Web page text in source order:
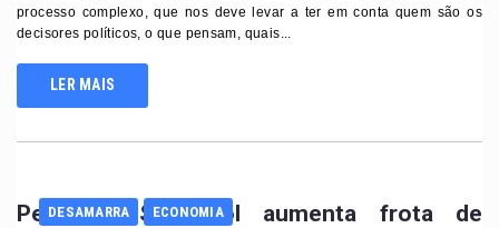
processo complexo, que nos deve levar a ter em conta quem são os
decisores políticos, o que pensam, quais...
LER MAIS
DESAMARRA ECONOMIA
Petróleo. Sonangol aumenta frota de